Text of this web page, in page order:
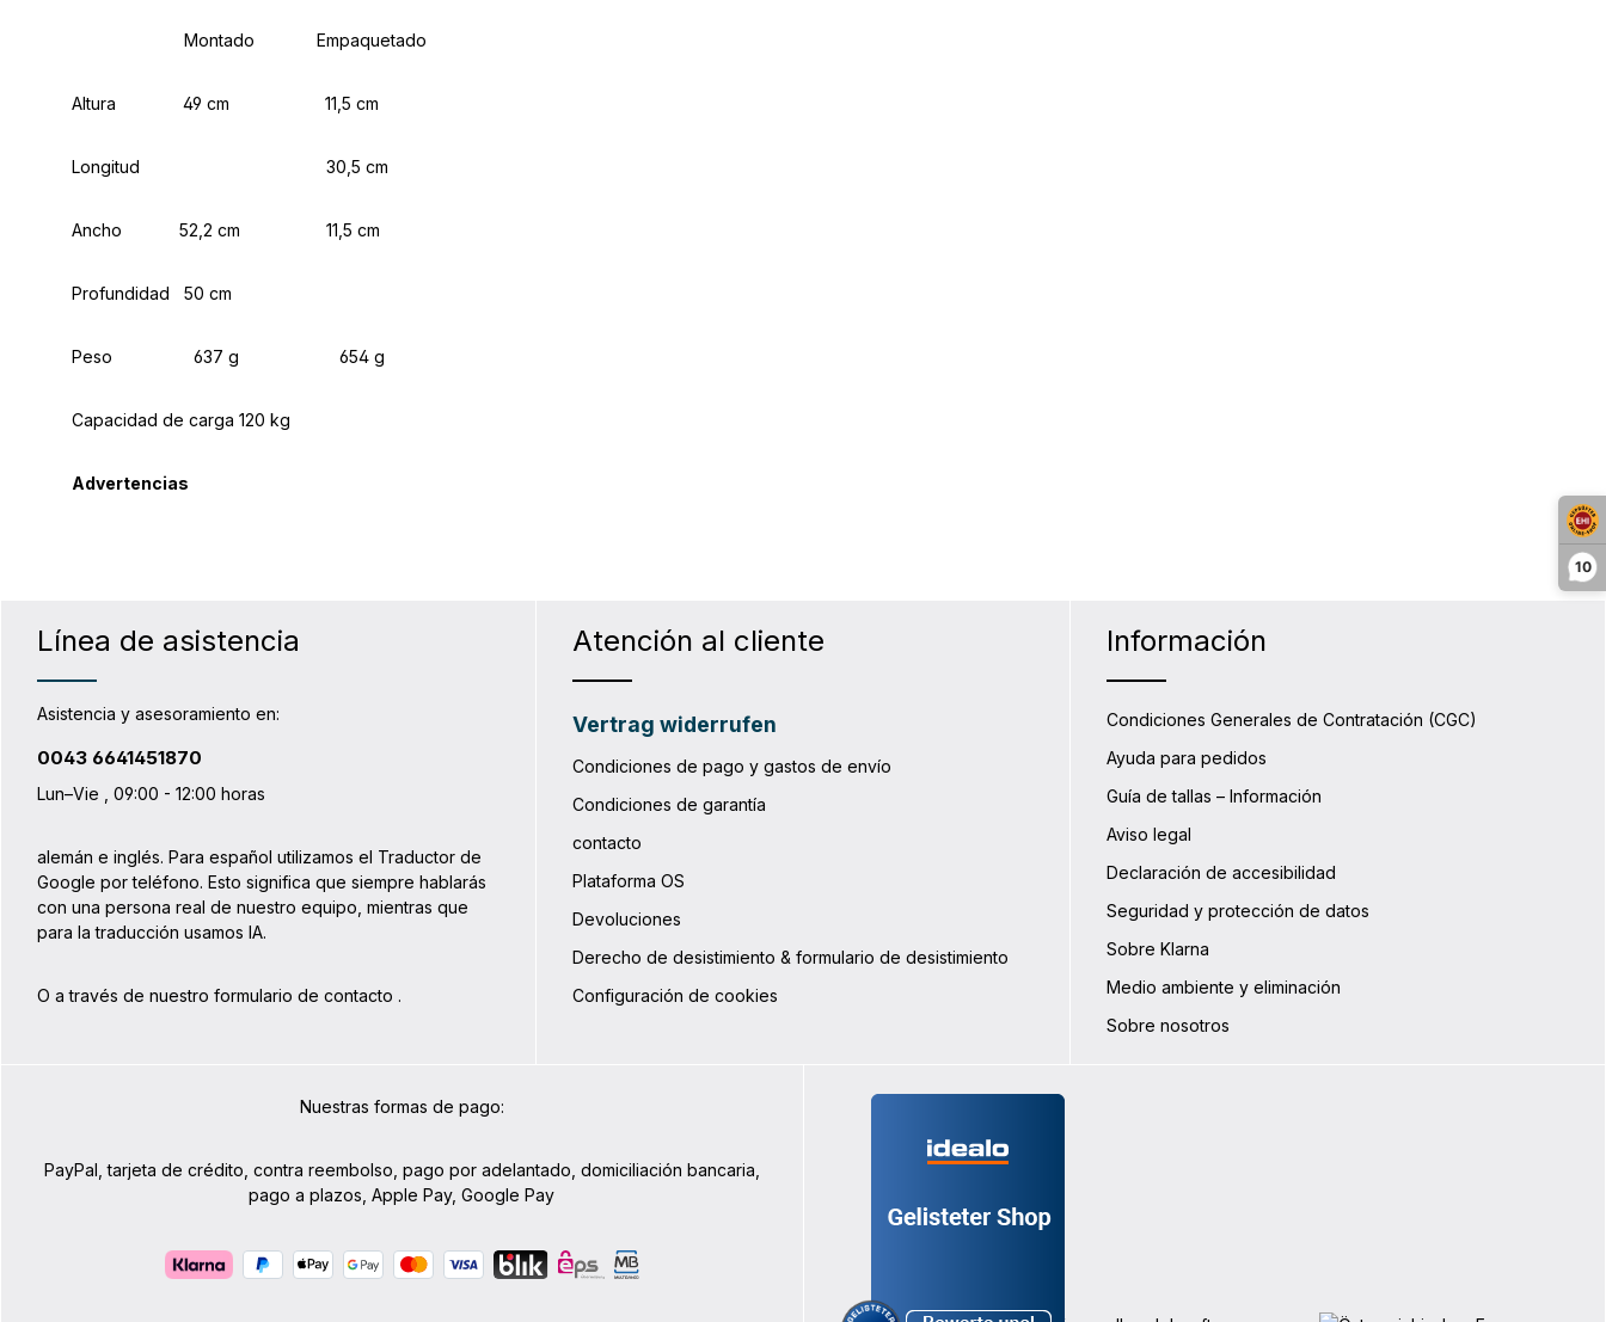
10
MontadoEmpaquetado
Altura 49 cm 11,5 cm
Longitud 30,5 cm
Ancho 52,2 cm 11,5 cm
Profundidad 50 cm
Peso 637 g 654 g
Capacidad de carga 120 kg
Advertencias
Línea de asistencia
Asistencia y asesoramiento en:
0043 6641451870
Lun–Vie , 09:00 - 12:00 horas
alemán e inglés. Para español utilizamos el Traductor de
Google por teléfono. Esto significa que siempre hablarás
con una persona real de nuestro equipo, mientras que
para la traducción usamos IA.
O a través de nuestro formulario de contacto .
Atención al cliente
Vertrag widerrufen
Condiciones de pago y gastos de envío
Condiciones de garantía
contacto
Plataforma OS
Devoluciones
Derecho de desistimiento & formulario de desistimiento
Configuración de cookies
Información
Condiciones Generales de Contratación (CGC)
Ayuda para pedidos
Guía de tallas – Información
Aviso legal
Declaración de accesibilidad
Seguridad y protección de datos
Sobre Klarna
Medio ambiente y eliminación
Sobre nosotros
Nuestras formas de pago:
PayPal, tarjeta de crédito, contra reembolso, pago por adelantado, domiciliación bancaria,
pago a plazos, Apple Pay, Google Pay